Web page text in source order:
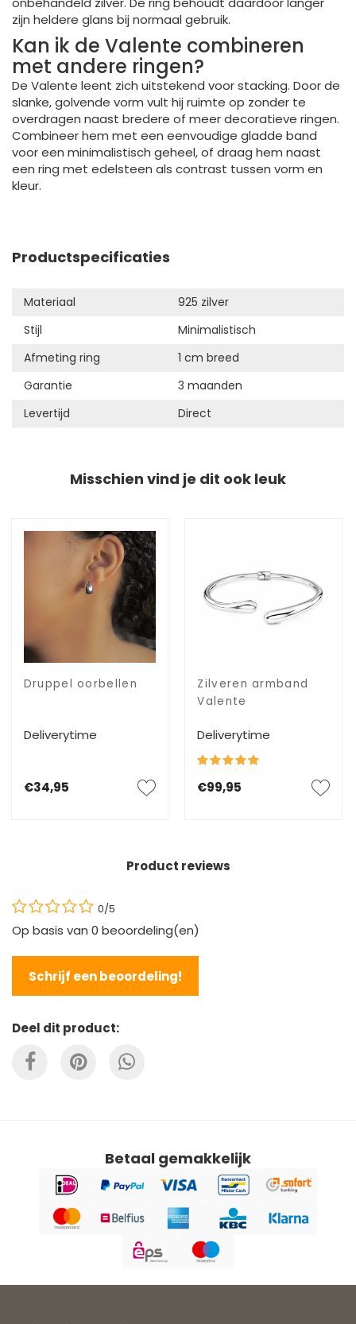
zijn heldere glans bij normaal gebruik.
Kan ik de Valente combineren
met andere ringen?
De Valente leent zich uitstekend voor stacking. Door de
slanke, golvende vorm vult hij ruimte op zonder te
overdragen naast bredere of meer decoratieve ringen.
Combineer hem met een eenvoudige gladde band
voor een minimalistisch geheel, of draag hem naast
een ring met edelsteen als contrast tussen vorm en
kleur.
Productspecificaties
Materiaal
925 zilver
Stijl
Minimalistisch
Afmeting ring
1 cm breed
Garantie
3 maanden
Levertijd
Direct
Misschien vind je dit ook leuk
Druppel oorbellen
Deliverytime
€34,95
Zilveren armband
Valente
Deliverytime
€99,95
Product reviews
0/5
Op basis van 0 beoordeling(en)
Schrijf een beoordeling!
Deel dit product:
Betaal gemakkelijk